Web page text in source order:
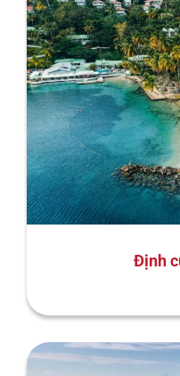
Định